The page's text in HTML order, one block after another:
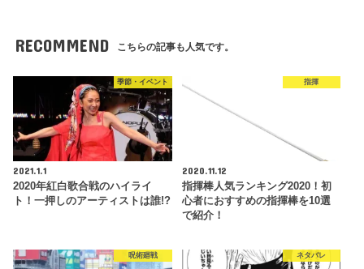
RECOMMEND こちらの記事も人気です。
季節・イベント
2021.1.1
2020年紅白歌合戦のハイライ
ト！一押しのアーティストは誰!?
指揮
2020.11.12
指揮棒人気ランキング2020！初
心者におすすめの指揮棒を10選
で紹介！
呪術廻戦 ネタバレ